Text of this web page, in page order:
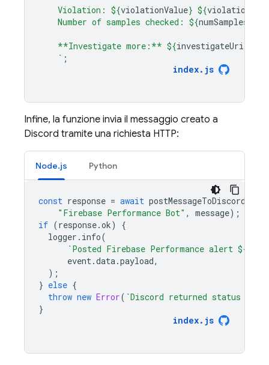
    Violation:
${violationValue} ${violationUnit
    Number of samples checked:
${numSamples
    **Investigate more:**
${investigateUri
    `
;
index. js
Infine, la funzione invia il messaggio creato a
Discord tramite una richiesta HTTP:
Node.js Python
const response = await postMessageToDiscord
"Firebase Performance Bot" , message);
if (response.ok)
{
logger . info(
`Posted Firebase Performance alert ${
event.data.payload,
);
} else {
throw new Error( `Discord returned status code
}
index. js